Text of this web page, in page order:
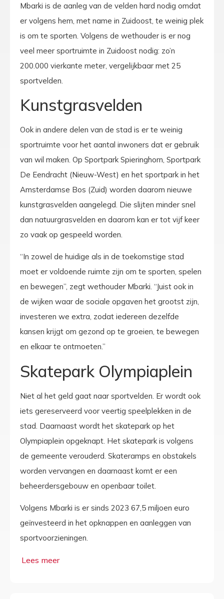
Mbarki is de aanleg van de velden hard nodig omdat
er volgens hem, met name in Zuidoost, te weinig plek
is om te sporten. Volgens de wethouder is er nog
veel meer sportruimte in Zuidoost nodig: zo’n
200.000 vierkante meter, vergelijkbaar met 25
sportvelden.
Kunstgrasvelden
Ook in andere delen van de stad is er te weinig
sportruimte voor het aantal inwoners dat er gebruik
van wil maken. Op Sportpark Spieringhorn, Sportpark
De Eendracht (Nieuw-West) en het sportpark in het
Amsterdamse Bos (Zuid) worden daarom nieuwe
kunstgrasvelden aangelegd. Die slijten minder snel
dan natuurgrasvelden en daarom kan er tot vijf keer
zo vaak op gespeeld worden.
“In zowel de huidige als in de toekomstige stad
moet er voldoende ruimte zijn om te sporten, spelen
en bewegen”, zegt wethouder Mbarki. “Juist ook in
de wijken waar de sociale opgaven het grootst zijn,
investeren we extra, zodat iedereen dezelfde
kansen krijgt om gezond op te groeien, te bewegen
en elkaar te ontmoeten.”
Skatepark Olympiaplein
Niet al het geld gaat naar sportvelden. Er wordt ook
iets gereserveerd voor veertig speelplekken in de
stad. Daarnaast wordt het skatepark op het
Olympiaplein opgeknapt. Het skatepark is volgens
de gemeente verouderd. Skateramps en obstakels
worden vervangen en daarnaast komt er een
beheerdersgebouw en openbaar toilet.
Volgens Mbarki is er sinds 2023 67,5 miljoen euro
geïnvesteerd in het opknappen en aanleggen van
sportvoorzieningen.